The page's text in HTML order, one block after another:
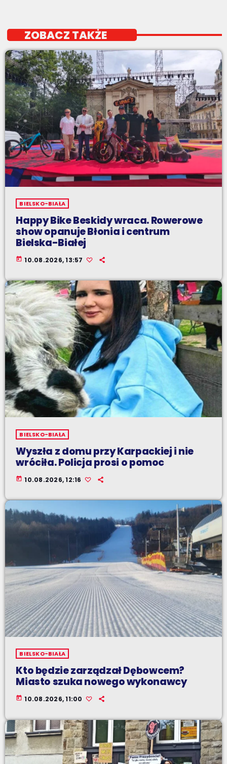
ZOBACZ TAKŻE
BIELSKO-BIAŁA
Happy Bike Beskidy wraca. Rowerowe
show opanuje Błonia i centrum
Bielska-Białej
today 10.08.2026, 13:57
BIELSKO-BIAŁA
Wyszła z domu przy Karpackiej i nie
wróciła. Policja prosi o pomoc
today 10.08.2026, 12:16
BIELSKO-BIAŁA
Kto będzie zarządzał Dębowcem?
Miasto szuka nowego wykonawcy
today 10.08.2026, 11:00